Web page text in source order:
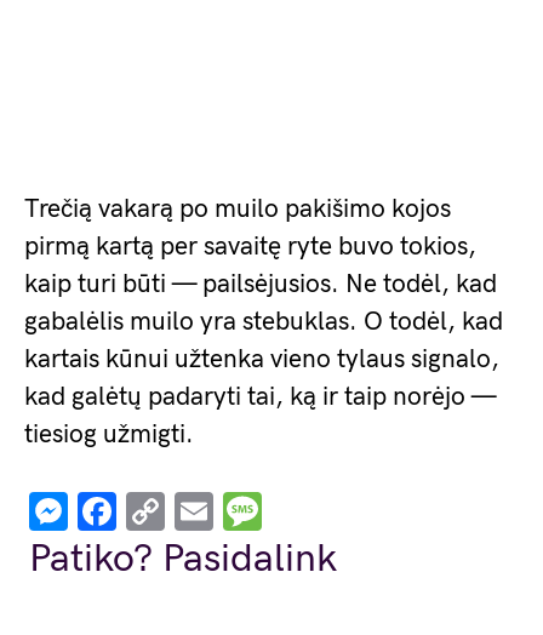
Trečią vakarą po muilo pakišimo kojos
pirmą kartą per savaitę ryte buvo tokios,
kaip turi būti — pailsėjusios. Ne todėl, kad
gabalėlis muilo yra stebuklas. O todėl, kad
kartais kūnui užtenka vieno tylaus signalo,
kad galėtų padaryti tai, ką ir taip norėjo —
tiesiog užmigti.
Messenger
Facebook
Copy
Link
Email
Patiko? Pasidalink